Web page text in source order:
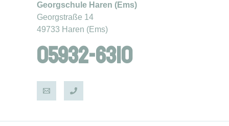
Georgschule Haren (Ems)
Georgstraße 14
49733 Haren (Ems)
05932-6310